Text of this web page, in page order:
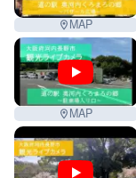
MAP
MAP